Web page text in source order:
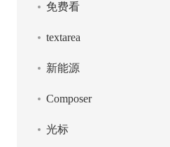
免费看
textarea
新能源
Composer
光标